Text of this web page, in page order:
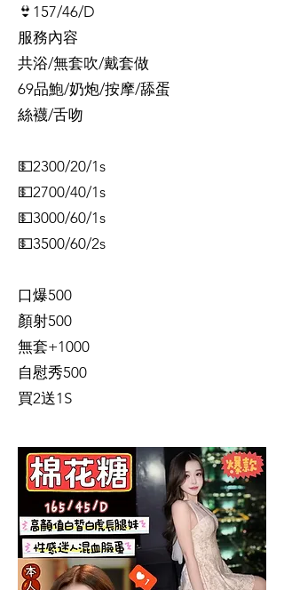
👙157/46/D
服務內容
共浴/無套吹/戴套做
69品鮑/奶炮/按摩/舔蛋
絲襪/舌吻
💵2300/20/1s
💵2700/40/1s
💵3000/60/1s
💵3500/60/2s
口爆500
顏射500
無套+1000
自慰秀500
買2送1S